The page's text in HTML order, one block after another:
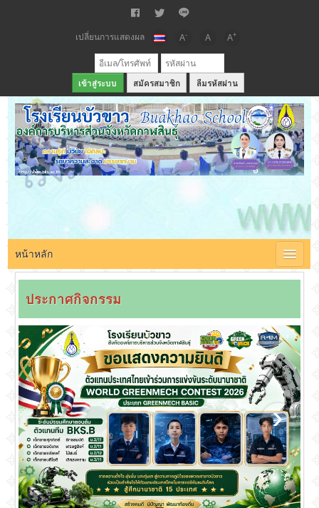
เปลี่ยนการแสดงผล A- A A+
สมัครสมาชิก ลืมรหัสผ่าน
เว็บไซต์โรงเรียนบัวขาว สังกัดองค์การบริหารส่วนจังหวัดกาฬสินธุ์
หน้าหลัก
ประกาศกิจกรรม